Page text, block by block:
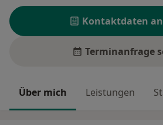
Kontaktdaten
Terminanfrage
Über mich Leistungen